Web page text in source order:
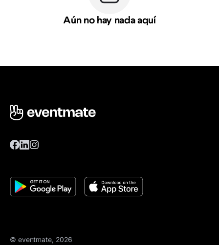
Aún no hay nada aquí
© eventmate, 2026